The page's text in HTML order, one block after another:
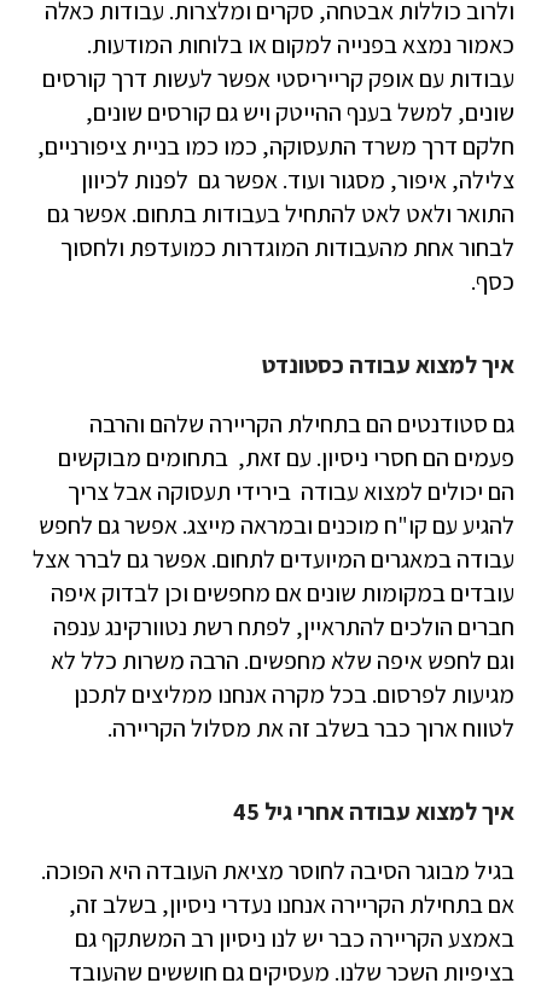
ולרוב כוללות אבטחה, סקרים ומלצרות. עבודות כאלה
כאמור נמצא בפנייה למקום או בלוחות המודעות.
עבודות עם אופק קרייריסטי אפשר לעשות דרך קורסים
שונים, למשל בענף ההייטק ויש גם קורסים שונים,
חלקם דרך משרד התעסוקה, כמו כמו בניית ציפורניים,
צלילה, איפור, מסגור ועוד. אפשר גם לפנות לכיוון
התואר ולאט לאט להתחיל בעבודות בתחום. אפשר גם
לבחור אחת מהעבודות המוגדרות כמועדפת ולחסוך
כסף.
איך למצוא עבודה כסטונדט
גם סטודנטים הם בתחילת הקריירה שלהם והרבה
פעמים הם חסרי ניסיון. עם זאת, בתחומים מבוקשים
הם יכולים למצוא עבודה בירידי תעסוקה אבל צריך
להגיע עם קו"ח מוכנים ובמראה מייצג. אפשר גם לחפש
עבודה במאגרים המיועדים לתחום. אפשר גם לברר אצל
עובדים במקומות שונים אם מחפשים וכן לבדוק איפה
חברים הולכים להתראיין, לפתח רשת נטוורקינג ענפה
וגם לחפש איפה שלא מחפשים. הרבה משרות כלל לא
מגיעות לפרסום. בכל מקרה אנחנו ממליצים לתכנן
לטווח ארוך כבר בשלב זה את מסלול הקריירה.
איך למצוא עבודה אחרי גיל 45
בגיל מבוגר הסיבה לחוסר מציאת העובדה היא הפוכה.
אם בתחילת הקריירה אנחנו נעדרי ניסיון, בשלב זה,
באמצע הקריירה כבר יש לנו ניסיון רב המשתקף גם
בציפיות השכר שלנו. מעסיקים גם חוששים שהעובד